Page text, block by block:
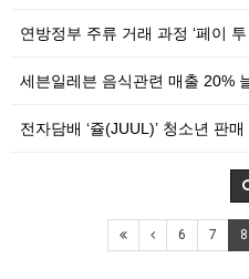
연방정부 주류 거래 과정 ‘페이
세븐일레븐 음식관련 매출 20%
전자담배 ‘쥴(JUUL)’ 청소년 판
6 7 8